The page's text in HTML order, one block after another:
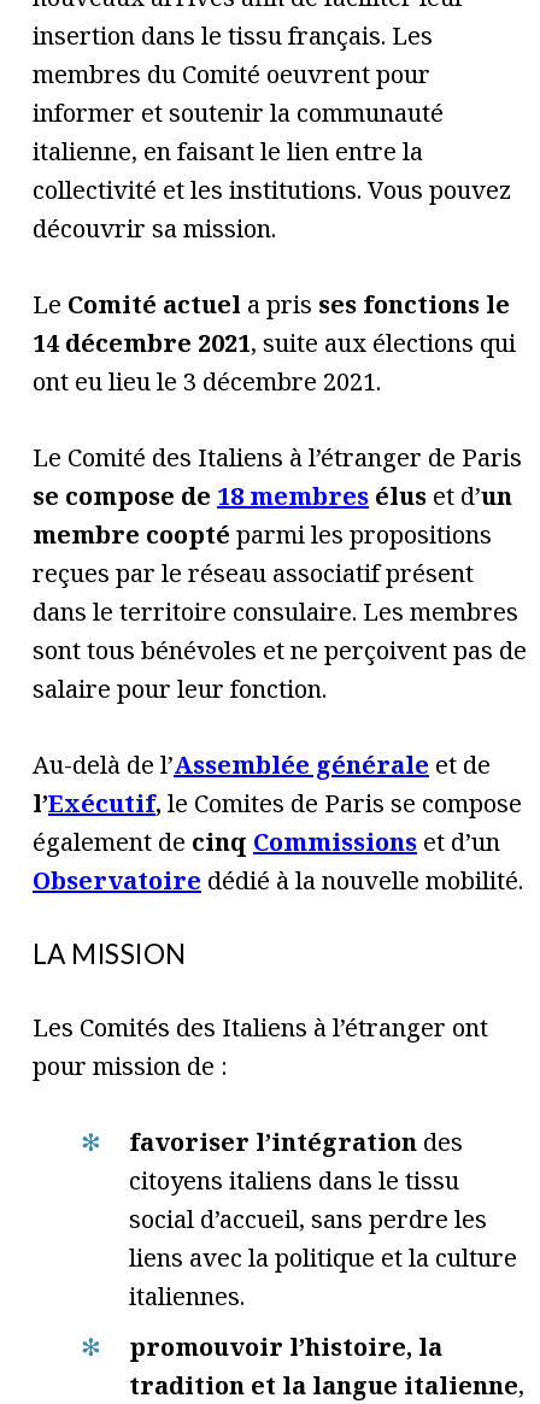
insertion dans le tissu français. Les
membres du Comité oeuvrent pour
informer et soutenir la communauté
italienne, en faisant le lien entre la
collectivité et les institutions. Vous pouvez
découvrir sa mission.
Le Comité actuel a pris ses fonctions le
14 décembre 2021, suite aux élections qui
ont eu lieu le 3 décembre 2021.
Le Comité des Italiens à l’étranger de Paris
se compose de 18 membres élus et d’un
membre coopté parmi les propositions
reçues par le réseau associatif présent
dans le territoire consulaire. Les membres
sont tous bénévoles et ne perçoivent pas de
salaire pour leur fonction.
Au-delà de l’Assemblée générale et de
l’Exécutif, le Comites de Paris se compose
également de cinq Commissions et d’un
Observatoire dédié à la nouvelle mobilité.
LA MISSION
Les Comités des Italiens à l’étranger ont
pour mission de :
favoriser l’intégration des
citoyens italiens dans le tissu
social d’accueil, sans perdre les
liens avec la politique et la culture
italiennes.
promouvoir l’histoire, la
tradition et la langue italienne,